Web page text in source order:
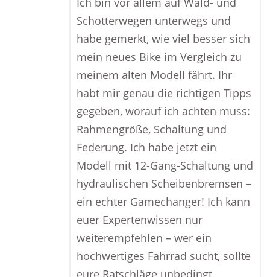
Schotterwegen unterwegs und
habe gemerkt, wie viel besser sich
mein neues Bike im Vergleich zu
meinem alten Modell fährt. Ihr
habt mir genau die richtigen Tipps
gegeben, worauf ich achten muss:
Rahmengröße, Schaltung und
Federung. Ich habe jetzt ein
Modell mit 12-Gang-Schaltung und
hydraulischen Scheibenbremsen –
ein echter Gamechanger! Ich kann
euer Expertenwissen nur
weiterempfehlen – wer ein
hochwertiges Fahrrad sucht, sollte
eure Ratschläge unbedingt